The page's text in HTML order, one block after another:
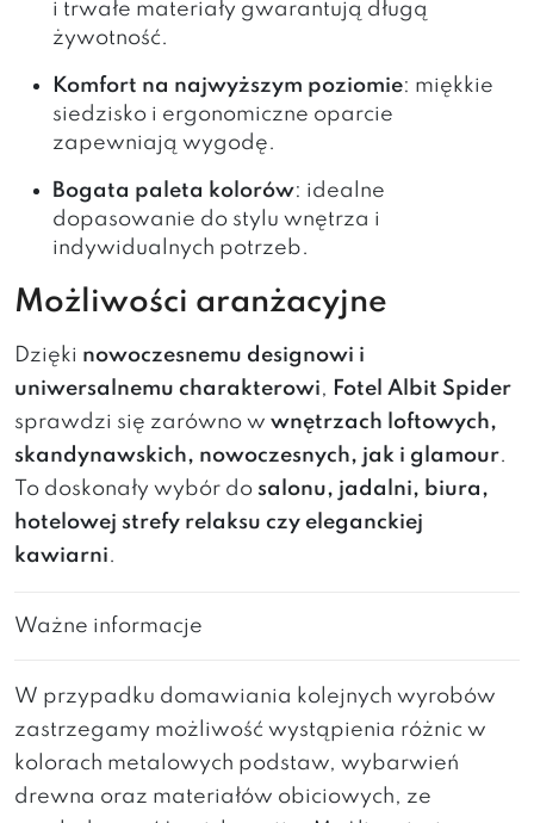
i trwałe materiały gwarantują długą
żywotność.
Komfort na najwyższym poziomie: miękkie
siedzisko i ergonomiczne oparcie
zapewniają wygodę.
Bogata paleta kolorów: idealne
dopasowanie do stylu wnętrza i
indywidualnych potrzeb.
Możliwości aranżacyjne
Dzięki nowoczesnemu designowi i
uniwersalnemu charakterowi, Fotel Albit Spider
sprawdzi się zarówno w wnętrzach loftowych,
skandynawskich, nowoczesnych, jak i glamour.
To doskonały wybór do salonu, jadalni, biura,
hotelowej strefy relaksu czy eleganckiej
kawiarni.
Ważne informacje
W przypadku domawiania kolejnych wyrobów
zastrzegamy możliwość wystąpienia różnic w
kolorach metalowych podstaw, wybarwień
drewna oraz materiałów obiciowych, ze